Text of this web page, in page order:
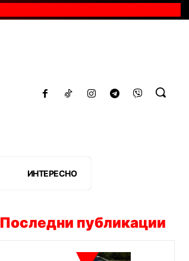
ИНТЕРЕСНО
Последни публикации